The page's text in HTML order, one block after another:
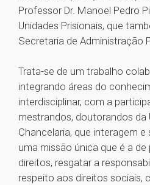
Professor Dr. Manoel Pedro
Unidades Prisionais, que
Secretaria de Administração
Trata-se de um trabalho
integrando áreas do
interdisciplinar, com a
mestrandos, doutorandos da
Chancelaria, que interagem
uma missão única que é a
direitos, resgatar a
respeito aos direitos sociais,